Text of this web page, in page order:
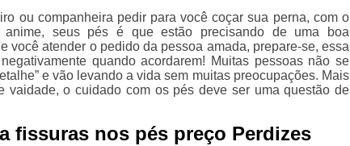
ou companheira pedir para você coçar sua perna, com o
seus pés é que estão precisando de uma boa
você atender o pedido da pessoa amada, prepare-se, essa
quando acordarem! Muitas pessoas não se
e vão levando a vida sem muitas preocupações. Mais
vaidade, o cuidado com os pés deve ser uma questão de
fissuras nos pés preço Perdizes